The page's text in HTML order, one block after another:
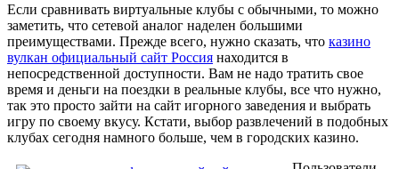
Если сравнивать виртуальные клубы с обычными, то можно
заметить, что сетевой аналог наделен большими
преимуществами. Прежде всего, нужно сказать, что казино
вулкан официальный сайт Россия находится в
непосредственной доступности. Вам не надо тратить свое
время и деньги на поездки в реальные клубы, все что нужно,
так это просто зайти на сайт игорного заведения и выбрать
игру по своему вкусу. Кстати, выбор развлечений в подобных
клубах сегодня намного больше, чем в городских казино.